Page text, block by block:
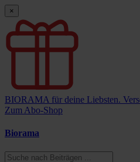
×
BIORAMA für deine Liebsten.
Zum Abo-Shop
Biorama